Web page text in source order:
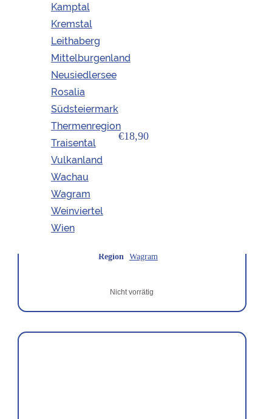
€18,90
Roter Veltliner Ried Goldberg Wagram
Region Wagram
Nicht vorrätig
Kamptal
Kremstal
Leithaberg
Mittelburgenland
Neusiedlersee
Rosalia
Südsteiermark
Thermenregion
Traisental
Vulkanland
Wachau
Wagram
Weinviertel
Wien